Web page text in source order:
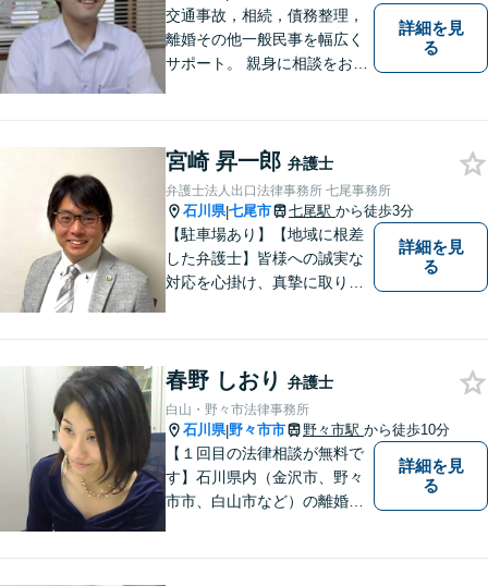
交通事故，相続，債務整理，
離婚その他一般民事を幅広く
サポート。 親身に相談をお聞
詳細を見
る
宮崎 昇一郎 弁護士
弁護士法人出口法律事務所 七尾事務所
石川県|七尾市 七尾駅 から徒歩3分
【駐車場あり】【地域に根差
した弁護士】皆様への誠実な
対応を心掛け、真摯に取り組
法的サービスを提供しており
ますので，どうぞ宜しくお願
い申し上げます。
詳細を見
る
春野 しおり 弁護士
白山・野々市法律事務所
石川県|野々市市 野々市駅 から徒歩10分
【１回目の法律相談が無料で
す】石川県内（金沢市、野々
市市、白山市など）の離婚、
詳細を見
る